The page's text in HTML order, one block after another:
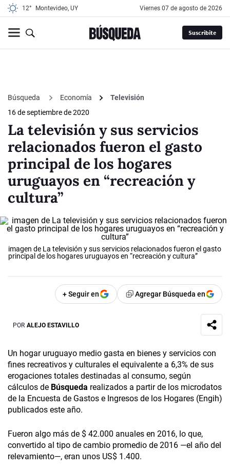
12° Montevideo, UY viernes 07 de agosto de 2026
Suscribite
Búsqueda Economía
Televisión
16 de septiembre de 2020
La televisión y sus servicios
relacionados fueron el gasto
principal de los hogares
uruguayos en “recreación y
cultura”
imagen de La televisión y sus servicios relacionados fueron el gasto
principal de los hogares uruguayos en “recreación y cultura”
+ Seguir en Agregar Búsqueda en
POR ALEJO ESTAVILLO
Un hogar uruguayo medio gasta en bienes y servicios con
fines recreativos y culturales el equivalente a 6,3% de sus
erogaciones totales destinadas al consumo, según
cálculos de Búsqueda realizados a partir de los microdatos
de la Encuesta de Gastos e Ingresos de los Hogares (Engih)
publicados este año.
Fueron algo más de $ 42.000 anuales en 2016, lo que,
convertido al tipo de cambio promedio de 2016 —el año del
relevamiento—, eran unos US$ 1.400.